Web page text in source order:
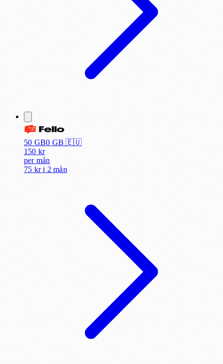
50 GB0 GB 🇪🇺
150 kr
per mån
75 kr i 2 mån